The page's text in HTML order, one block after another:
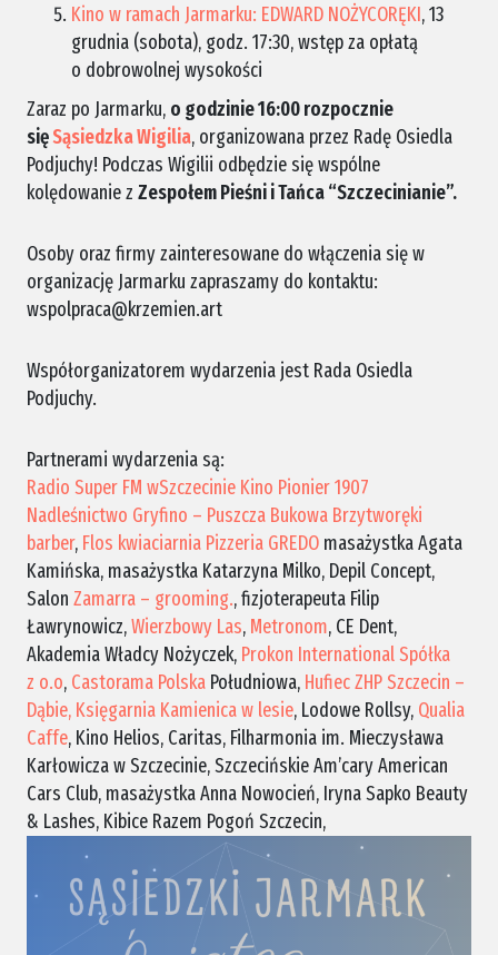
Kino w ramach Jarmarku: EDWARD NOŻYCORĘKI, 13
grudnia (sobota), godz. 17:30, wstęp za opłatą
o dobrowolnej wysokości
Zaraz po Jarmarku, o godzinie 16:00 rozpocznie
sięSąsiedzka Wigilia, organizowana przez Radę Osiedla
Podjuchy! Podczas Wigilii odbędzie się wspólne
kolędowanie z Zespołem Pieśni i Tańca “Szczecinianie”.
Osoby oraz firmy zainteresowane do włączenia się w
organizację Jarmarku zapraszamy do kontaktu:
wspolpraca@krzemien.art
Współorganizatorem wydarzenia jest Rada Osiedla
Podjuchy.
Partnerami wydarzenia są:
Radio Super FM wSzczecinie Kino Pionier 1907
Nadleśnictwo Gryfino – Puszcza Bukowa Brzytworęki
barber, Flos kwiaciarnia Pizzeria GREDO masażystka Agata
Kamińska, masażystka Katarzyna Milko, Depil Concept,
Salon Zamarra – grooming., fizjoterapeuta Filip
Ławrynowicz,Wierzbowy Las, Metronom, CE Dent,
Akademia Władcy Nożyczek, Prokon International Spółka
z o.o, Castorama Polska Południowa, Hufiec ZHP Szczecin –
Dąbie, Księgarnia Kamienica w lesie, Lodowe Rollsy, Qualia
Caffe, Kino Helios, Caritas, Filharmonia im. Mieczysława
Karłowicza w Szczecinie,Szczecińskie Am’cary American
Cars Club, masażystka Anna Nowocień, Iryna Sapko Beauty
& Lashes, Kibice Razem Pogoń Szczecin,